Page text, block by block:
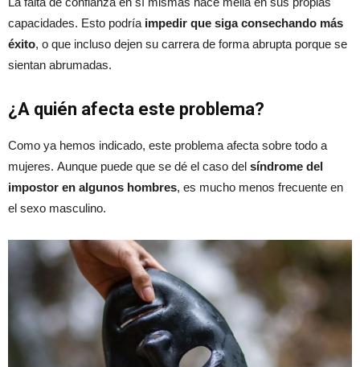
capacidades. Esto podría impedir que siga consechando más
éxito, o que incluso dejen su carrera de forma abrupta porque se
sientan abrumadas.
¿A quién afecta este problema?
Como ya hemos indicado, este problema afecta sobre todo a
mujeres. Aunque puede que se dé el caso del síndrome del
impostor en algunos hombres, es mucho menos frecuente en
el sexo masculino.